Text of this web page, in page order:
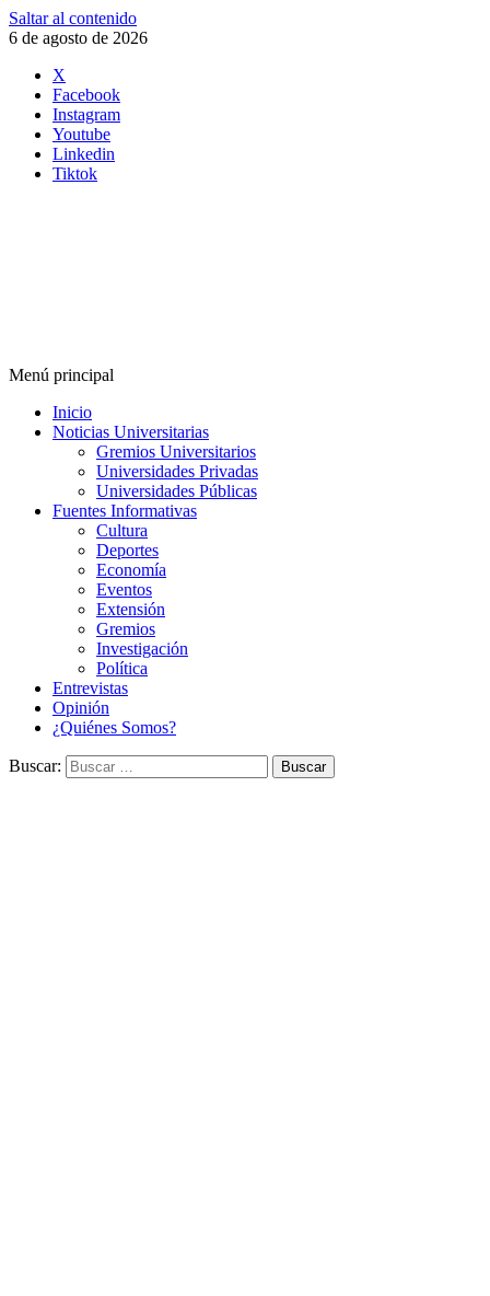
Saltar al contenido
6 de agosto de 2026
X
Facebook
Instagram
Youtube
Linkedin
Tiktok
Menú principal
Inicio
Noticias Universitarias
Gremios Universitarios
Universidades Privadas
Universidades Públicas
Fuentes Informativas
Cultura
Deportes
Economía
Eventos
Extensión
Gremios
Investigación
Política
Entrevistas
Opinión
¿Quiénes Somos?
Buscar: